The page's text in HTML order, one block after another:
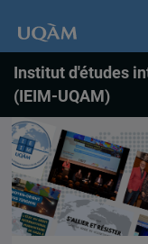
Institut d'études
(IEIM-UQAM)